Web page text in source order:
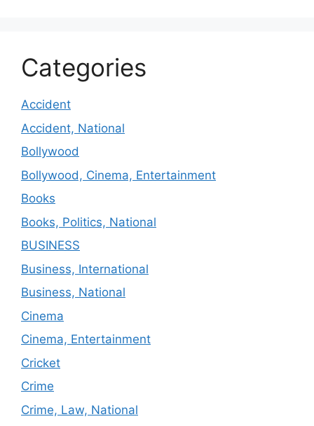
Categories
Accident
Accident, National
Bollywood
Bollywood, Cinema, Entertainment
Books
Books, Politics, National
BUSINESS
Business, International
Business, National
Cinema
Cinema, Entertainment
Cricket
Crime
Crime, Law, National